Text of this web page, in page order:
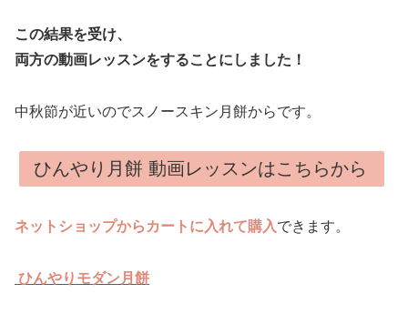
この結果を受け、
両方の動画レッスンをすることにしました！
中秋節が近いのでスノースキン月餅からです。
ひんやり月餅 動画レッスンはこちらから
ネットショップから カートに入れて購入できます。
ひんやりモダン月餅